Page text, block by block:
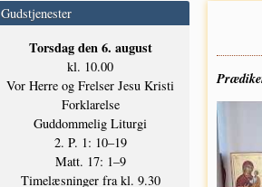
Gudstjenester
Tors­dag den 6. august
kl. 10.00
Vor Her­re og Frel­ser Jesu Kri­sti
Forklarelse
Gud­dom­me­lig Liturgi
2. P. 1: 10–19
Matt. 17: 1–9
Time­læs­nin­ger fra kl. 9.30